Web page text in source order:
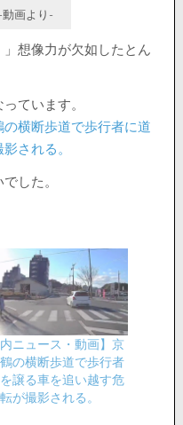
画より-
」想像力が欠如したとん
ています。
の横断歩道で歩行者に道
される。
した。
内ニュース・動画】京
の横断歩道で歩行者
譲る車を追い越す危
が撮影される。